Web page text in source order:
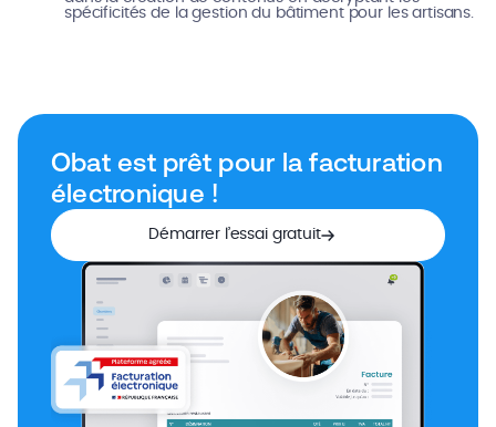
spécificités de la gestion du bâtiment pour les artisans.
Obat est prêt pour la facturation
électronique !
Démarrer l’essai gratuit